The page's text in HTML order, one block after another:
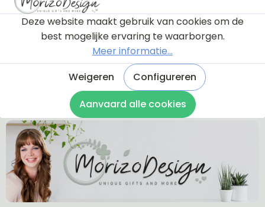
Wat is de levertijd?
Wat zijn de verzendkosten?
Hoe lang is de garantie?
Kan ik een naambordje retourneren?
Naar veel gestelde vragen
Deze website maakt gebruik van cookies om de
best mogelijke ervaring te waarborgen.
Meer informatie...
Weigeren
Configureren
Aanvaard alle cookies